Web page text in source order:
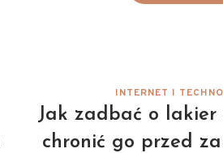
INTERNET I
Jak zadbać o lakier
chronić go przed